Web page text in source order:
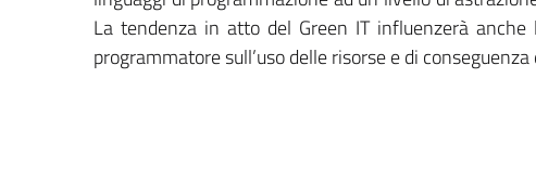
La tendenza in atto del Green IT influenzerà
programmatore sull’uso delle risorse e di